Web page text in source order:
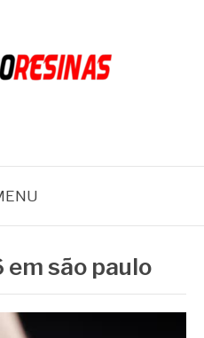
em são paulo